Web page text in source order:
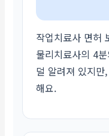
작업치료사 면허
물리치료사의 4
덜 알려져 있지만
해요.